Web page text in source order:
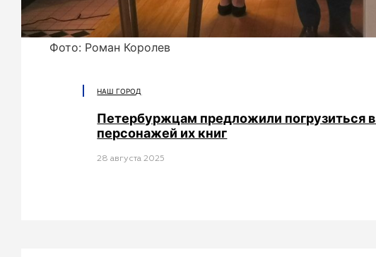
Фото: Роман Королев
НАШ ГОРОД
Петербуржцам предложили погрузиться
персонажей их книг
28 августа 2025